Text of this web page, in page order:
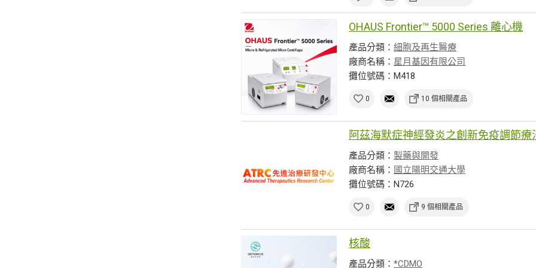
OHAUS Frontier™ 5000 Series 離心機
產品分類：細胞及再生醫療
廠商名稱： 星月基因有限公司
攤位號碼：M418
0 10 個相關產品
阿茲海默症神經發炎之創新免疫調節療
產品分類：製藥與開發
廠商名稱： 國立陽明交通大學
攤位號碼：N726
0 9 個相關產品
核酸
產品分類：*CDMO